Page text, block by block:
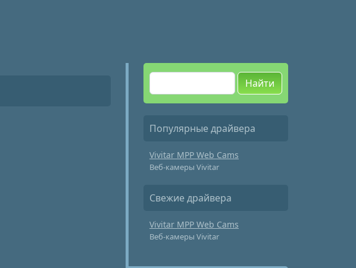
Найти
Популярные драйвера
Vivitar MPP Web Cams
Веб-камеры Vivitar
Свежие драйвера
Vivitar MPP Web Cams
Веб-камеры Vivitar